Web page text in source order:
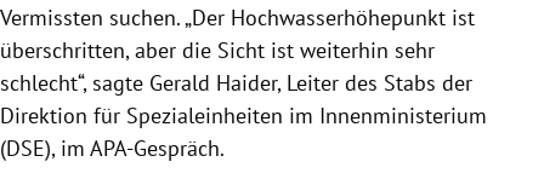
Vermissten suchen. „Der Hochwasserhöhepunkt ist
überschritten, aber die Sicht ist weiterhin sehr
schlecht“, sagte Gerald Haider, Leiter des Stabs der
Direktion für Spezialeinheiten im Innenministerium
(DSE), im APA-Gespräch.